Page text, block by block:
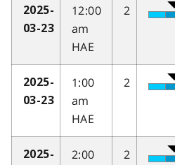
2025-
03-23
12:00
am
HAE
2
2025-
03-23
1:00
am
HAE
2
2025-
2:00
2